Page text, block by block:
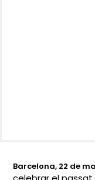
Barcelona, 22 de